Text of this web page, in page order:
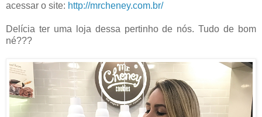
acessar o site: http://mrcheney.com.br/
Delícia ter uma loja dessa pertinho de nós. Tudo de bom
né???